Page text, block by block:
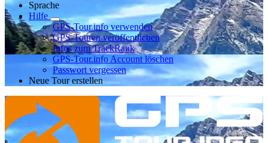
Sprache
Hilfe
GPS-Tour.info verwenden
GPS-Touren veröffentlichen
Infos zum TrackRank
GPS-Tour.info Account löschen
Passwort vergessen
Neue Tour erstellen